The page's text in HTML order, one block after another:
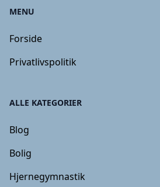
MENU
Forside
Privatlivspolitik
ALLE KATEGORIER
Blog
Bolig
Hjernegymnastik